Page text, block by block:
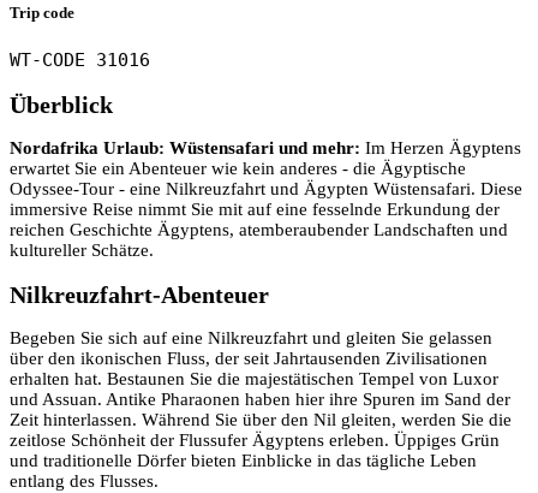
Trip code
WT-CODE 31016
Überblick
Nordafrika Urlaub: Wüstensafari und mehr: Im Herzen Ägyptens
erwartet Sie ein Abenteuer wie kein anderes - die Ägyptische
Odyssee-Tour - eine Nilkreuzfahrt und Ägypten Wüstensafari. Diese
immersive Reise nimmt Sie mit auf eine fesselnde Erkundung der
reichen Geschichte Ägyptens, atemberaubender Landschaften und
kultureller Schätze.
Nilkreuzfahrt-Abenteuer
Begeben Sie sich auf eine Nilkreuzfahrt und gleiten Sie gelassen
über den ikonischen Fluss, der seit Jahrtausenden Zivilisationen
erhalten hat. Bestaunen Sie die majestätischen Tempel von Luxor
und Assuan. Antike Pharaonen haben hier ihre Spuren im Sand der
Zeit hinterlassen. Während Sie über den Nil gleiten, werden Sie die
zeitlose Schönheit der Flussufer Ägyptens erleben. Üppiges Grün
und traditionelle Dörfer bieten Einblicke in das tägliche Leben
entlang des Flusses.